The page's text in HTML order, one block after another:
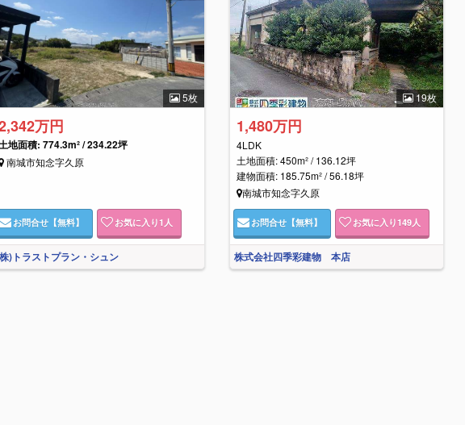
5枚
万円
地面積: 774.3m² / 234.22坪
南城市知念字久原
お問合せ【無料】 お気に入り1 人
)トラストプラン・シュン
19枚
1,480万円
4LDK
土地面積: 450m² / 136.12坪
建物面積: 185.75m² / 56.18坪
南城市知念字久原
お問合せ 【無料】 お気に入り149 人
株式会社四季彩建物 本店